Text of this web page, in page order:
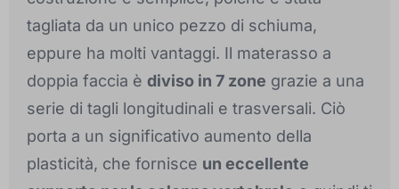
tagliata da un unico pezzo di schiuma,
eppure ha molti vantaggi. Il materasso a
doppia faccia è diviso in 7 zone grazie a una
serie di tagli longitudinali e trasversali. Ciò
porta a un significativo aumento della
plasticità, che fornisce un eccellente